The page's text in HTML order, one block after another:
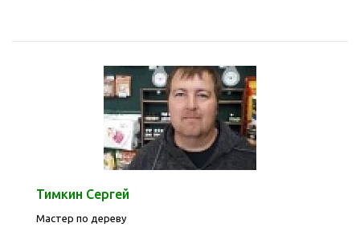
Тимкин Сергей
Мастер по дереву